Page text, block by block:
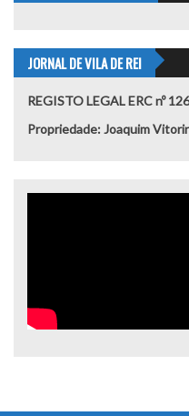
JORNAL DE VILA DE REI
REGISTO LEGAL ERC nº
Propriedade: Joaquim